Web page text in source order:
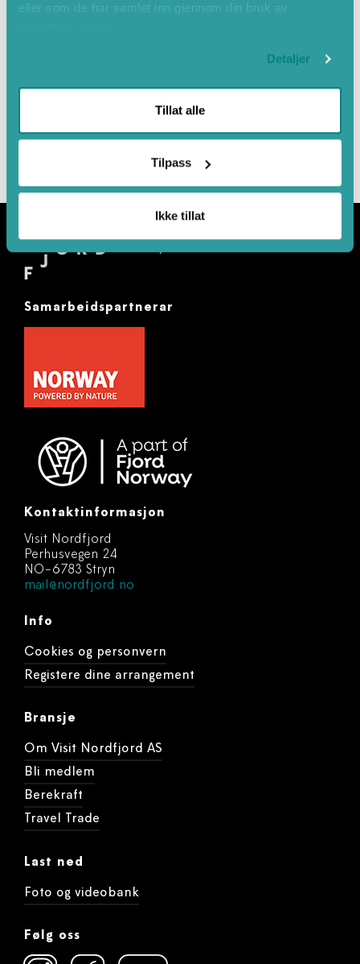
eller som de har samlet inn gjennom din bruk av
Detaljer
Tillat alle
Tilpass
Ikke tillat
Samarbeidspartnerar
Kontaktinformasjon
Visit Nordfjord
Perhusvegen 24
NO-6783 Stryn
mail@nordfjord.no
Info
Cookies og personvern
Registere dine arrangement
Bransje
Om Visit Nordfjord AS
Bli medlem
Berekraft
Travel Trade
Last ned
Foto og videobank
Følg oss